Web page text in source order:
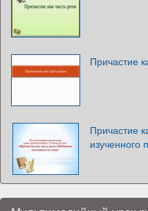
Причастие
Причастие
изученного